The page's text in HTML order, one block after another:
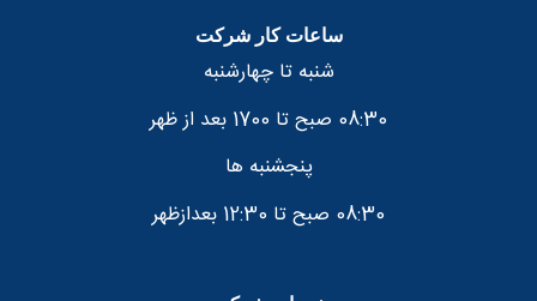
ساعات کار شرکت
شنبه تا چهارشنبه
08:30 صبح تا 1700 بعد از ظهر
پنجشنبه ها
08:30 صبح تا 12:30 بعدازظهر